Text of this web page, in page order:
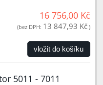
16 756,00 Kč
(bez DPH: 13 847,93 Kč )
vložit do košíku
5011 - 7011